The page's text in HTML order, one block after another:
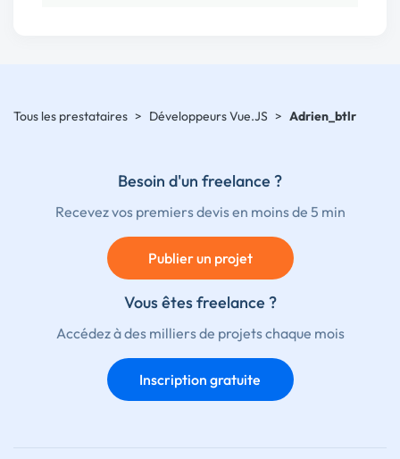
Tous les prestataires > Développeurs Vue.JS > Adrien_btlr
Besoin d'un freelance ?
Recevez vos premiers devis en moins de 5 min
Publier un projet
Vous êtes freelance ?
Accédez à des milliers de projets chaque mois
Inscription gratuite